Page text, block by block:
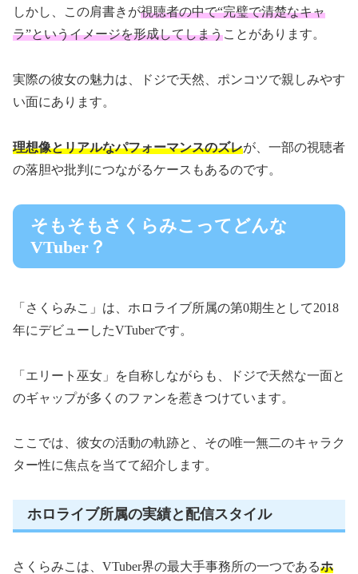
しかし、この肩書きが視聴者の中で“完璧で清楚なキャ
ラ”というイメージを形成してしまうことがあります。
実際の彼女の魅力は、ドジで天然、ポンコツで親しみやす
い面にあります。
理想像とリアルなパフォーマンスのズレが、一部の視聴者
の落胆や批判につながるケースもあるのです。
そもそもさくらみこってどんな
VTuber？
「さくらみこ」は、ホロライブ所属の第0期生として2018
年にデビューしたVTuberです。
「エリート巫女」を自称しながらも、ドジで天然な一面と
のギャップが多くのファンを惹きつけています。
ここでは、彼女の活動の軌跡と、その唯一無二のキャラク
ター性に焦点を当てて紹介します。
ホロライブ所属の実績と配信スタイル
さくらみこは、VTuber界の最大手事務所の一つであるホ